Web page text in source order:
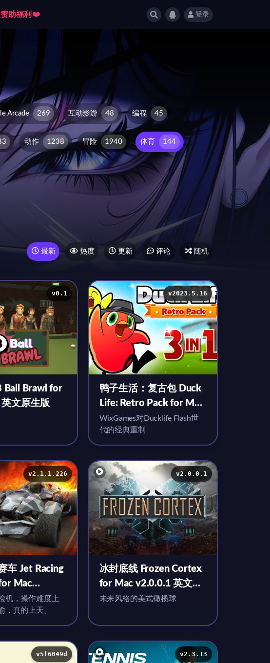
助福利❤️ 登录
Arcade 269 互动影游 48 编程 45
动作 1238 冒险 1940 体育 144
最新 热度 更新 评论 随机
v0.1
Ball Brawl for
文原生版
v2023.5.16
鸭子生活：复古包 Duck
Life: Retro Pack for Mac
v2023.5.16 英文原生版
WixGames对Ducklife Flash世
代的经典重制
v2.1.1.226
车 Jet Racing
Mac
B 英文原生版
机，操作难度上
，真的上天。
v2.0.0.1
冰封底线 Frozen Cortex
for Mac v2.0.0.1 英文原
生版 附DLC
未来风格的美式橄榄球
v5f6049d v2.3.13